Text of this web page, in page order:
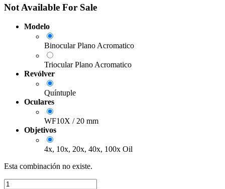
Not Available For Sale
Modelo
Binocular Plano Acromatico
Triocular Plano Acromatico
Revólver
Quíntuple
Oculares
WF10X / 20 mm
Objetivos
4x, 10x, 20x, 40x, 100x Oil
Esta combinación no existe.